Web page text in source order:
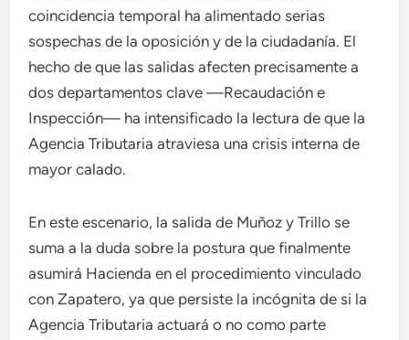
coincidencia temporal ha alimentado serias
sospechas de la oposición y de la ciudadanía. El
hecho de que las salidas afecten precisamente a
dos departamentos clave —Recaudación e
Inspección— ha intensificado la lectura de que la
Agencia Tributaria atraviesa una crisis interna de
mayor calado.
En este escenario, la salida de Muñoz y Trillo se
suma a la duda sobre la postura que finalmente
asumirá Hacienda en el procedimiento vinculado
con Zapatero, ya que persiste la incógnita de si la
Agencia Tributaria actuará o no como parte